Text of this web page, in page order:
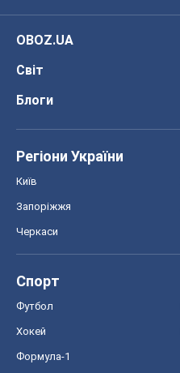
OBOZ.UA
Світ
Блоги
Регіони України
Київ
Запоріжжя
Черкаси
Спорт
Футбол
Хокей
Формула-1